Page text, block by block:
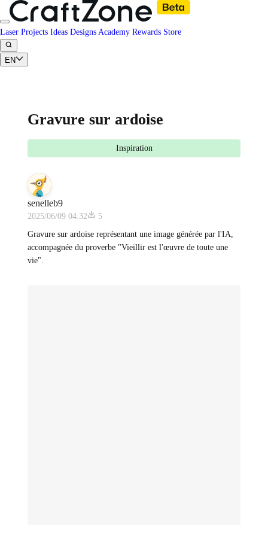
Laser Projects Ideas Designs Academy Rewards Store
EN
Gravure sur ardoise
Inspiration
senelleb9
2025/06/09 04:32
5
Gravure sur ardoise représentant une image générée par l'IA,
accompagnée du proverbe "Vieillir est l'œuvre de toute une
vie".